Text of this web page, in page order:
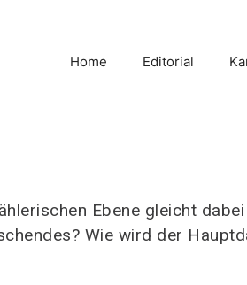
Home Editorial
Ebene gleicht
Wie wird der